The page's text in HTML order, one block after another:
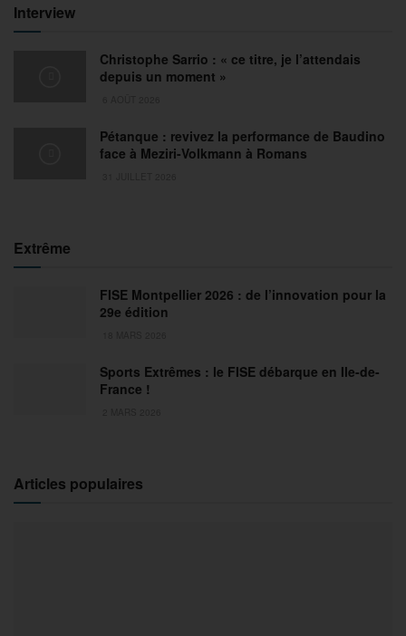
Interview
Christophe Sarrio : « ce titre, je l’attendais
depuis un moment »
Pétanque : revivez la performance de Baudino
face à Meziri-Volkmann à Romans
Extrême
FISE Montpellier 2026 : de l’innovation pour la
29e édition
Sports Extrêmes : le FISE débarque en Ile-de-
France !
Articles populaires